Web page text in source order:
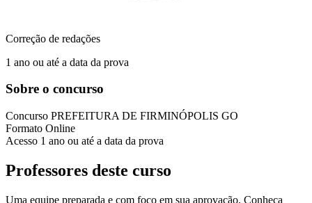
Correção de redações
1 ano ou até a data da prova
Sobre o concurso
Concurso PREFEITURA DE FIRMINÓPOLIS GO
Formato Online
Acesso 1 ano ou até a data da prova
Professores deste curso
Uma equipe preparada e com foco em sua aprovação. Conheça